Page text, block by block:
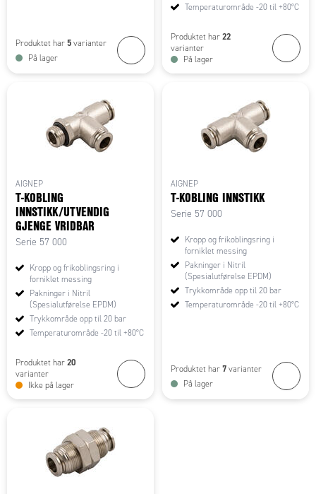
Produktet har 5 varianter
På lager
Temperaturområde -20 til +80°C
Produktet har 22
varianter
På lager
AIGNEP
T-KOBLING
INNSTIKK/UTVENDIG
GJENGE VRIDBAR
Serie 57 000
Kropp og frikoblingsring i
forniklet messing
Pakninger i Nitril
(Spesialutførelse EPDM)
Trykkområde opp til 20 bar
Temperaturområde -20 til +80°C
Produktet har 20
varianter
Ikke på lager
AIGNEP
T-KOBLING INNSTIKK
Serie 57 000
Kropp og frikoblingsring i
forniklet messing
Pakninger i Nitril
(Spesialutførelse EPDM)
Trykkområde opp til 20 bar
Temperaturområde -20 til +80°C
Produktet har 7 varianter
På lager